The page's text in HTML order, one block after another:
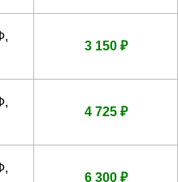
3 150 ₽
4 725 ₽
6 300 ₽